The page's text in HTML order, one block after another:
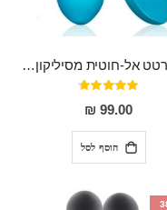
ביצת רטט אל-חוטית מסיליקון רפואי בגודל של 8 ס"מ ורוחב 3 ס"מ בעלת 20 מהירויות שונות "ENKI"
דירוג:
93%
99.00 ₪
הוסף לסל